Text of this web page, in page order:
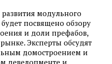
модульного
посвящено обзору
и доли префабов,
Эксперты обсудят
домостроением и